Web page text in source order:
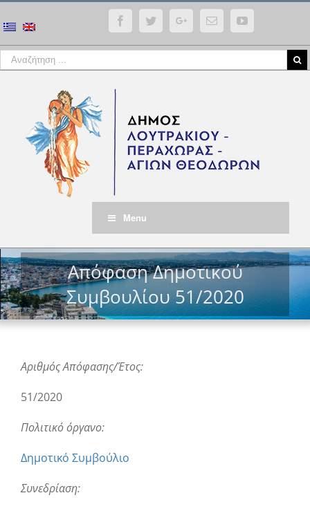
FacebookTwitterGoogle+Email YouTube
Menu
Απόφαση Δημοτικού
Συμβουλίου 51/2020
Αριθμός Απόφασης/Έτος:
51/2020
Πολιτικό όργανο:
Δημοτικό Συμβούλιο
Συνεδρίαση: